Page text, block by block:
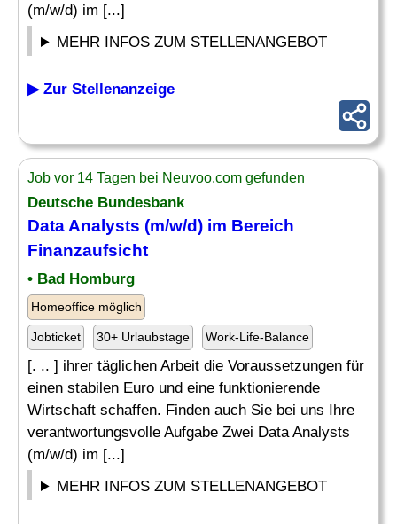
(m/w/d) im [...]
MEHR INFOS ZUM STELLENANGEBOT
▶ Zur Stellenanzeige
Job vor 14 Tagen bei Neuvoo.com gefunden
Deutsche Bundesbank
Data Analysts (m/w/d) im Bereich
Finanzaufsicht
• Bad Homburg
Homeoffice möglich
Jobticket 30+ Urlaubstage Work-Life-Balance
[. .. ] ihrer täglichen Arbeit die Voraussetzungen für
einen stabilen Euro und eine funktionierende
Wirtschaft schaffen. Finden auch Sie bei uns Ihre
verantwortungsvolle Aufgabe Zwei Data Analysts
(m/w/d) im [...]
MEHR INFOS ZUM STELLENANGEBOT